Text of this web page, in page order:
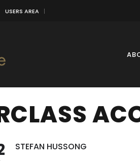
USERS AREA
STEFAN HUSSONG